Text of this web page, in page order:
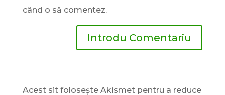
când o să comentez.
Acest sit folosește Akismet pentru a reduce